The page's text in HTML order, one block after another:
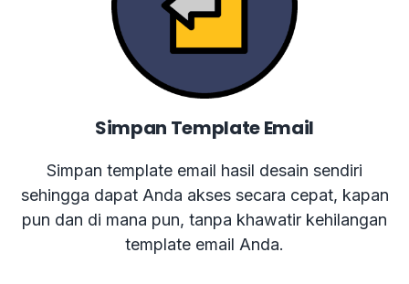
Simpan Template Email
Simpan template email hasil desain sendiri
sehingga dapat Anda akses secara cepat, kapan
pun dan di mana pun, tanpa khawatir kehilangan
template email Anda.